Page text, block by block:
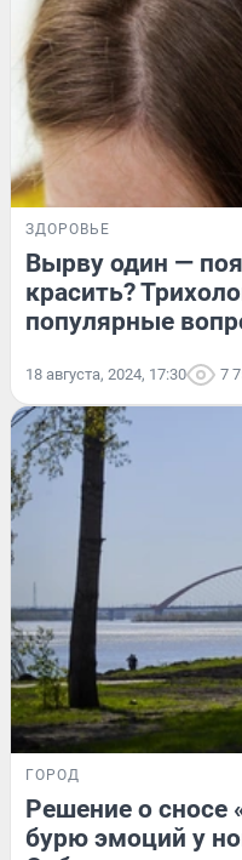
ЗДОРОВЬЕ
Вырву один —
красить?
популярные
18 августа, 2024, 17:30 7
ГОРОД
Решение о сносе
бурю эмоций у